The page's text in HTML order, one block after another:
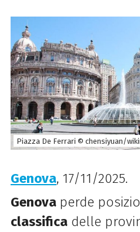
Piazza De Ferrari © chensiyuan/
Genova, 17/11/2025.
Genova perde
classificadelle